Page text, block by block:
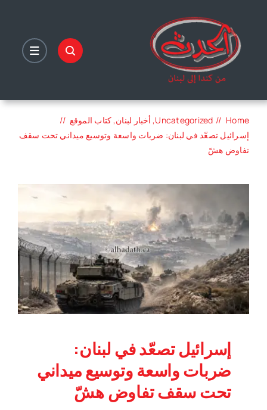
content
Home
Uncategorized أخبار لبنان كتاب الموقع
إسرائيل تصعّد في لبنان: ضربات واسعة وتوسيع ميداني تحت سقف
تفاوض هشّ
إسرائيل تصعّد في لبنان:
ضربات واسعة وتوسيع ميداني
تحت سقف تفاوض هشّ